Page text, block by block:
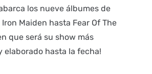
los nueve álbumes de
Maiden hasta Fear Of The
que será su show más
elaborado hasta la fecha!